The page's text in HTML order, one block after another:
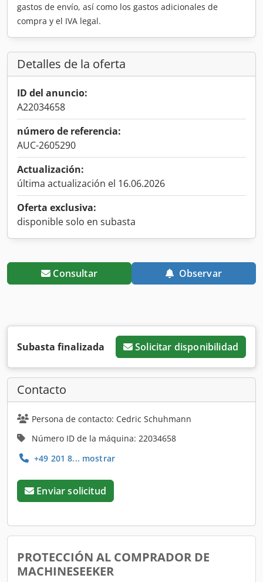
gastos de envío, así como los gastos adicionales de
compra y el IVA legal.
Detalles de la oferta
ID del anuncio:
A22034658
número de referencia:
AUC-2605290
Actualización:
última actualización el 16.06.2026
Oferta exclusiva:
disponible solo en subasta
Consultar Observar
Subasta finalizada Solicitar disponibilidad
Contacto
Persona de contacto: Cedric Schuhmann
Número ID de la máquina: 22034658
+49 201 8... mostrar
Enviar solicitud
PROTECCIÓN AL COMPRADOR DE
MACHINESEEKER